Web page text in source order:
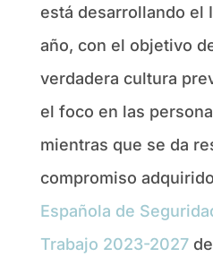
está desarrollando el
año, con el objetivo
verdadera cultura
el foco en las
mientras que se da
compromiso
Española de
Trabajo 2023-2027de